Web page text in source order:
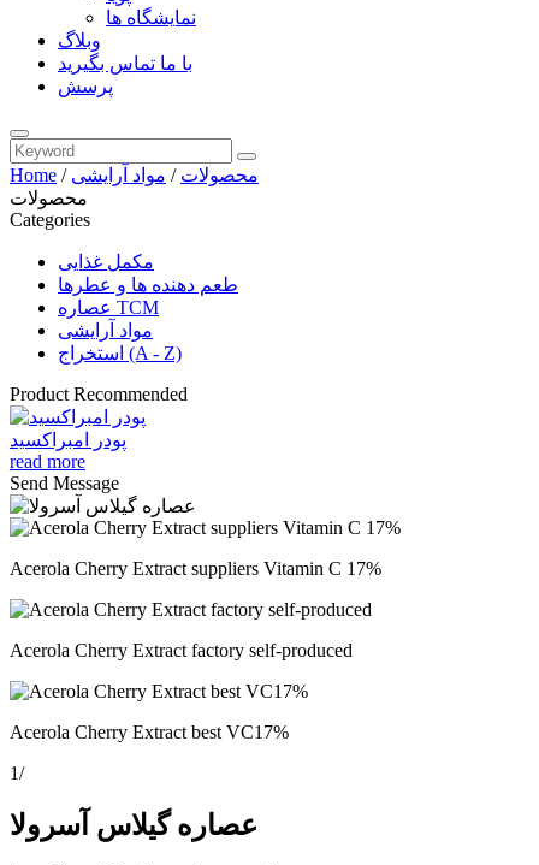
نمایشگاه ها
وبلاگ
با ما تماس بگیرید
پرسش
Home / محصولات / مواد آرایشی
محصولات
Categories
مکمل غذایی
طعم دهنده ها و عطرها
عصاره TCM
مواد آرایشی
استخراج (A - Z)
Product Recommended
پودر امبراکسید
read more
Send Message
Acerola Cherry Extract suppliers Vitamin C 17%
Acerola Cherry Extract factory self-produced
Acerola Cherry Extract best VC17%
1/
عصاره گیلاس آسرولا